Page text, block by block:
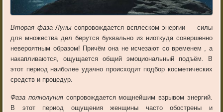
Вторая фаза Лунысопровождается всплеском энергии — силы
для множества дел берутся буквально из ниоткуда совершенно
невероятным образом! Причём она не исчезают со временем , а
накапливаются, ощущается общий эмоциональный подъём. В
этот период наиболее удачно происходит подбор косметических
средств и процедур.
Фаза полнолуниясопровождается мощнейшим взрывом энергий.
В этот период ощущения женщины часто обострены и